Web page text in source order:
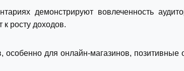
демонстрируют вовлеченность
росту доходов.
особенно для онлайн-магазинов,